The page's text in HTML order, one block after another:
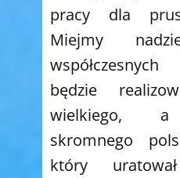
pracy dla
Miejmy
będzie
wielkiego, a
skromnego
który